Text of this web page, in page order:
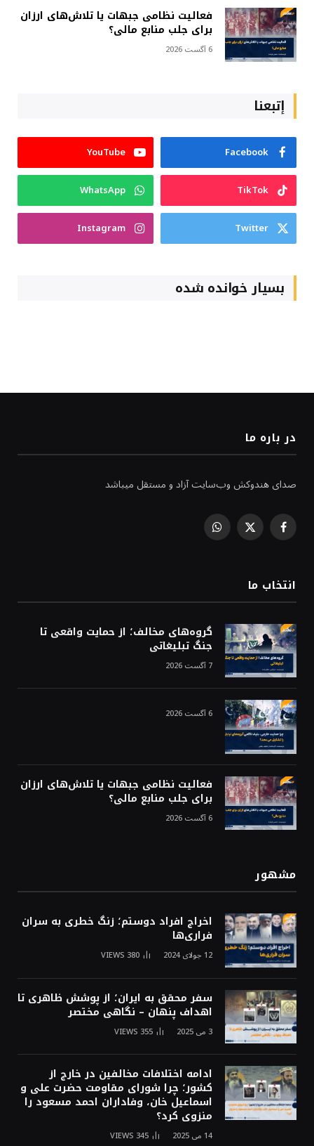
فعالیت نظامی جبهات یا تلاش‌های ارزان
برای جلب منابع مالی؟
6 آگست 2026
إتبعنا
Facebook
YouTube
TikTok
WhatsApp
Twitter
Instagram
بسیار خوانده شده
در باره ما
صدای هندوکش وب‌سایت آزاد و مستقل میباشد
Facebook
X
WhatsApp
انتخاب ما
گروه‌های مخالف؛ از حمایت واقعی تا
جنگ تبلیغاتی
7 آگست 2026
6 آگست 2026
فعالیت نظامی جبهات یا تلاش‌های ارزان
برای جلب منابع مالی؟
6 آگست 2026
مشهور
اخراج افراد دوستم؛ زنگ خطری به سران
فراری‌ها
12 جولای 2024 380
VIEWS
سفر محقق به ایران؛ از پوشش ظاهری تا
اهداف پنهان – نگاهی مختصر
3 می 2025 355
VIEWS
ادامه اختلافات مخالفین در خارج از
کشور؛ چرا شورای مقاومت حضرت علی و
اسماعیل خان، وفاداران احمد مسعود را
منزوی کرد؟
14 می 2025 345
VIEWS